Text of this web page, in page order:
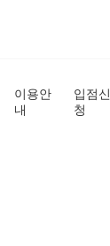
이용안
내
입점신
청